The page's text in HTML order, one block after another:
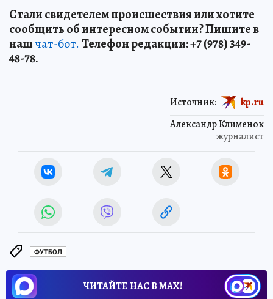
Стали свидетелем происшествия или хотите
сообщить об интересном событии? Пишите в
нашчат-бот. Телефон редакции: +7 (978) 349-
48-78.
Александр Клименок
журналист
Источник: kp.ru
ФУТБОЛ
ЧИТАЙТЕ НАС В МАХ!